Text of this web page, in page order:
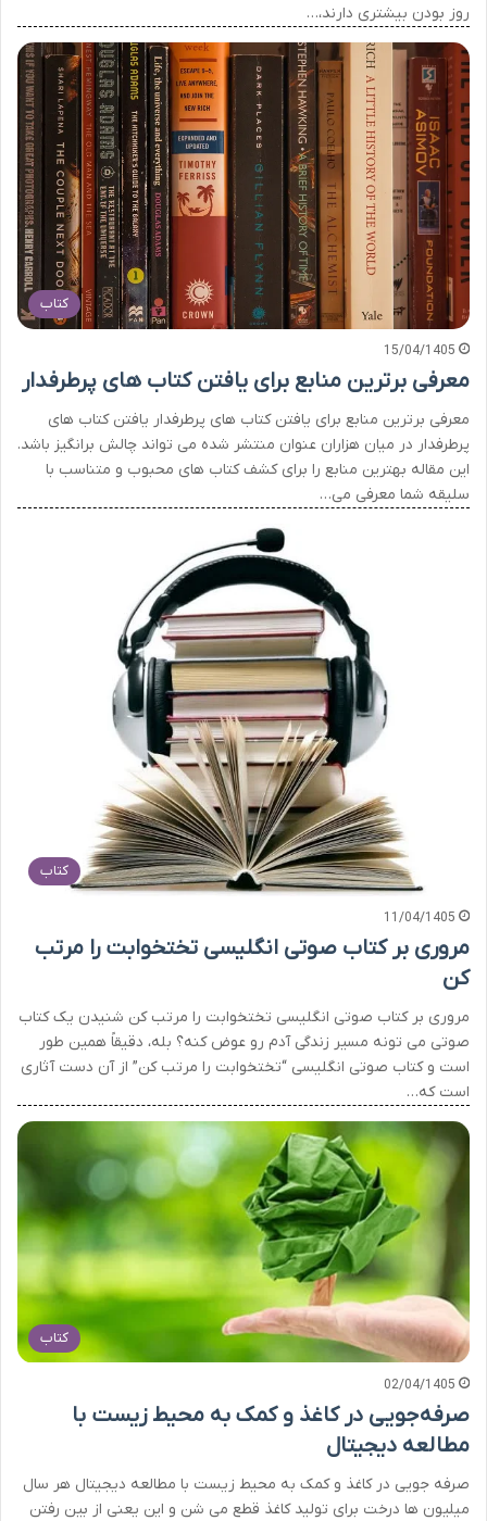
روز بودن بیشتری دارند،…
کتاب
15/04/1405
معرفی برترین منابع برای یافتن کتاب های پرطرفدار
معرفی برترین منابع برای یافتن کتاب های پرطرفدار یافتن کتاب های
پرطرفدار در میان هزاران عنوان منتشر شده می تواند چالش برانگیز باشد.
این مقاله بهترین منابع را برای کشف کتاب های محبوب و متناسب با
سلیقه شما معرفی می…
کتاب
11/04/1405
مروری بر کتاب صوتی انگلیسی تختخوابت را مرتب
کن
مروری بر کتاب صوتی انگلیسی تختخوابت را مرتب کن شنیدن یک کتاب
صوتی می تونه مسیر زندگی آدم رو عوض کنه؟ بله، دقیقاً همین طور
است و کتاب صوتی انگلیسی “تختخوابت را مرتب کن” از آن دست آثاری
است که…
کتاب
02/04/1405
صرفه‌جویی در کاغذ و کمک به محیط زیست با
مطالعه دیجیتال
صرفه جویی در کاغذ و کمک به محیط زیست با مطالعه دیجیتال هر سال
میلیون ها درخت برای تولید کاغذ قطع می شن و این یعنی از بین رفتن